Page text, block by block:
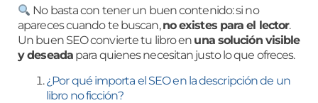
No basta con tener un buen contenido: si no
apareces cuando te buscan,no existes para el lector.
Un buen SEO convierte tu libro en una solución visible
y deseadapara quienes necesitan justo lo que ofreces.
¿Por qué importa el SEO en la descripción de un
libro no ficción?